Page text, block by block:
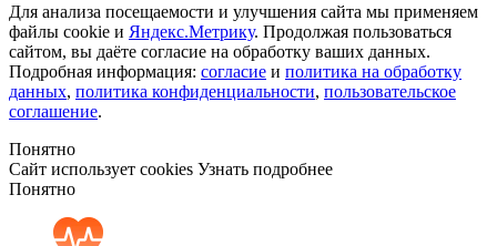
Для анализа посещаемости и улучшения сайта мы применяем
файлы cookie и Яндекс.Метрику. Продолжая пользоваться
сайтом, вы даёте согласие на обработку ваших данных.
Подробная информация: согласие и политика на обработку
данных, политика конфиденциальности, пользовательское
соглашение.
Понятно
Сайт использует cookies Узнать подробнее
Понятно